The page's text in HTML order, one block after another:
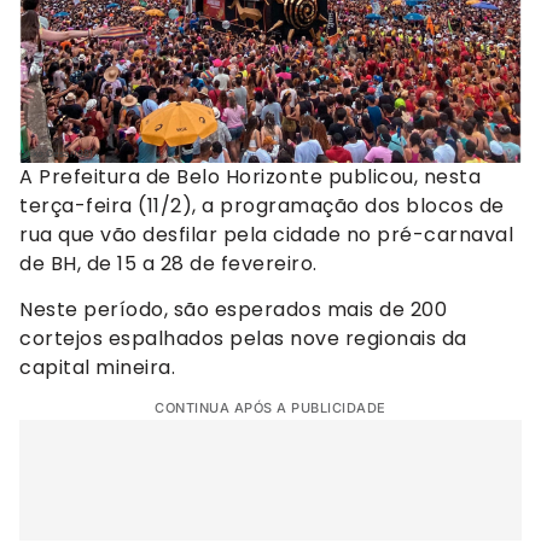
(Xiko César/98)
A Prefeitura de Belo Horizonte publicou, nesta
terça-feira (11/2), a programação dos blocos de
rua que vão desfilar pela cidade no pré-carnaval
de BH, de 15 a 28 de fevereiro.
Neste período, são esperados mais de 200
cortejos espalhados pelas nove regionais da
capital mineira.
CONTINUA APÓS A PUBLICIDADE